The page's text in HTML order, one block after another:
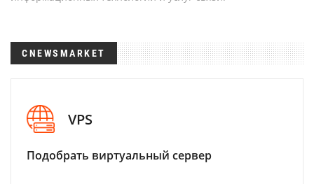
CNEWSMARKET
VPS
Подобрать виртуальный сервер